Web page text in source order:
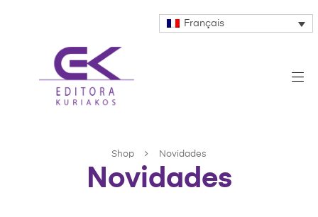
Français
Shop Novidades
Novidades